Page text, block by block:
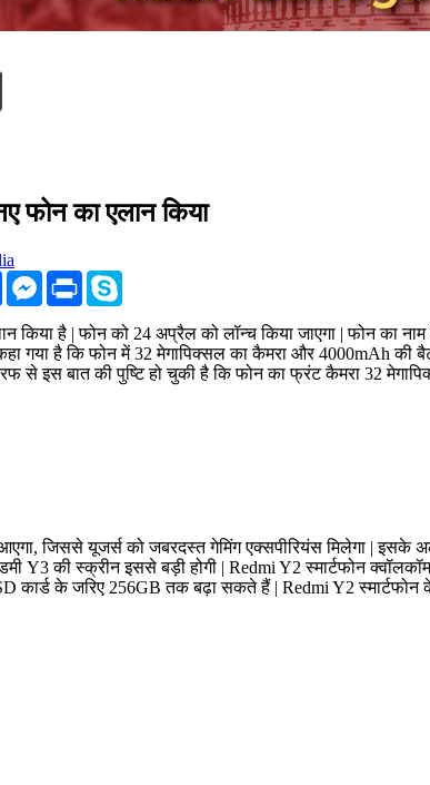
फोन का एलान किया
Copy
Link
Facebook
Messenger
Print
किया है | फोन को 24 अप्रैल को लॉन्च किया जाएगा | फोन
गया है कि फोन में 32 मेगापिक्सल का कैमरा और 4000mAh
से इस बात की पुष्टि हो चुकी है कि फोन का फ्रंट कैमरा 32
जिससे यूजर्स को जबरदस्त गेमिंग एक्सपीरियंस मिलेगा | इसके
Y3 की स्क्रीन इससे बड़ी होगी | Redmi Y2 स्मार्टफोन
कार्ड के जरिए 256GB तक बढ़ा सकते हैं | Redmi Y2